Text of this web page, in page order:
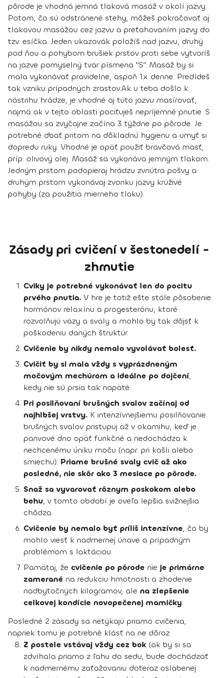
pôrode je vhodná jemná tlaková masáž v okolí jazvy.
Potom, čo sú odstránené stehy, môžeš pokračovať aj
tlakovou masážou cez jazvu a preťahovaním jazvy do
tzv. esíčka. Jeden ukazovák položíš nad jazvu, druhý
pod ňou a pohybom brušiek prstov proti sebe vytvoríš
na jazve pomyselný tvar písmena "S". Masáž by si
mala vykonávať pravidelne, aspoň 1x denne. Predídeš
tak vzniku prípadných zrastov.Ak u teba došlo k
nástrihu hrádze, je vhodné aj túto jazvu masírovať,
najmä ak v tejto oblasti pociťuješ nepríjemné pnutie. S
masážou sa zvyčajne začína 3 týždne po pôrode. Je
potrebné dbať pritom na dôkladnú hygienu a umyť si
dopredu ruky. Vhodné je opäť použiť bravčová masť,
príp. olivový olej. Masáž sa vykonáva jemným tlakom.
Jedným prstom podopieraj hrádzu zvnútra pošvy a
druhým prstom vykonávaj zvonku jazvy krúživé
pohyby (za použitia mierneho tlaku).
Zásady pri cvičení v šestonedelí -
zhrnutie
Cviky je potrebné vykonávať len do pocitu
prvého pnutia. V hre je totiž ešte stále pôsobenie
hormónov relaxínu a progesterónu, ktoré
rozvolňujú väzy a svaly a mohlo by tak dôjsť k
poškodeniu daných štruktúr.
Cvičenie by nikdy nemalo vyvolávať bolesť.
Cvičiť by si mala vždy s vyprázdneným
močovým mechúrom a ideálne po dojčení,
kedy nie sú prsia tak napäté.
Pri posilňovaní brušných svalov začínaj od
najhlbšej vrstvy. K intenzívnejšiemu posilňovanie
brušných svalov pristupuj až v okamihu, keď je
panvové dno opäť funkčné a nedochádza k
nechcenému úniku moču (napr. pri kašli alebo
smiechu). Priame brušné svaly cvič až ako
posledné, nie skôr ako 3 mesiace po pôrode.
Snaž sa vyvarovať rôznym poskokom alebo
behu, v tomto období je oveľa lepšia svižnejšia
chôdza.
Cvičenie by nemalo byť príliš intenzívne, čo by
mohlo viesť k nadmernej únave a prípadným
problémom s laktáciou.
Pamätaj, že cvičenie po pôrode nie je primárne
zamerané na redukciu hmotnosti a zhodenie
nadbytočných kilogramov, ale na zlepšenie
celkovej kondície novopečenej mamičky.
Posledné 2 zásady sa netýkajú priamo cvičenia,
napriek tomu je potrebné klásť na ne dôraz
Z postele vstávaj vždy cez bok (ak by si sa
zdvíhala priamo z ľahu do sedu, bude dochádzať
k nadmernému zaťažovaniu doteraz oslabenej